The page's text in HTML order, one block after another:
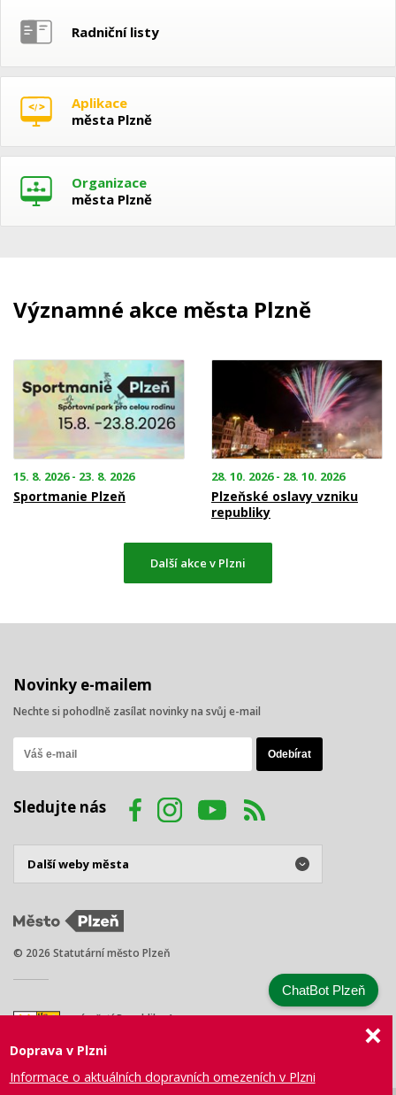
Radniční listy
Aplikace
města Plzně
Organizace
města Plzně
Významné akce města Plzně
15. 8. 2026 - 23. 8. 2026
Sportmanie Plzeň
28. 10. 2026 - 28. 10. 2026
Plzeňské oslavy vzniku
republiky
Další akce v Plzni
Novinky e-mailem
Nechte si pohodlně zasílat novinky na svůj e-mail
Sledujte nás
© 2026 Statutární město Plzeň
náměstí Republiky 1
Tel.: +420 378 031 111
Doprava v Plzni
Informace o aktuálních dopravních omezeních v Plzni
ChatBot Plzeň